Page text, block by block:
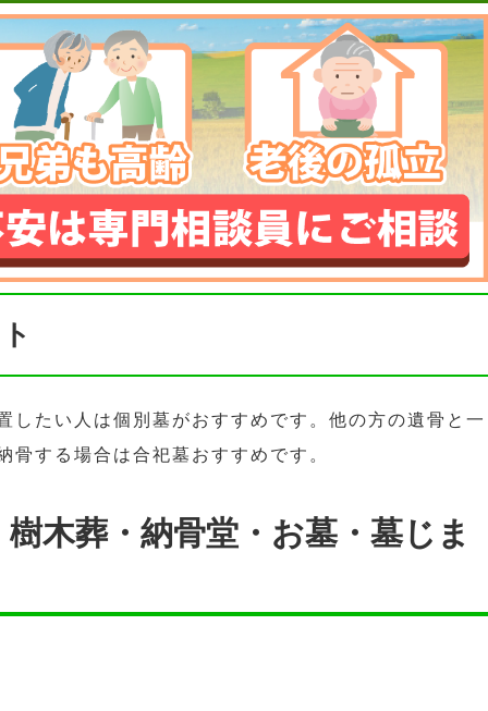
したい人は個別墓がおすすめです。他の方の遺骨と一
骨する場合は合祀墓おすすめです。
木葬・納骨堂・お墓・墓じま